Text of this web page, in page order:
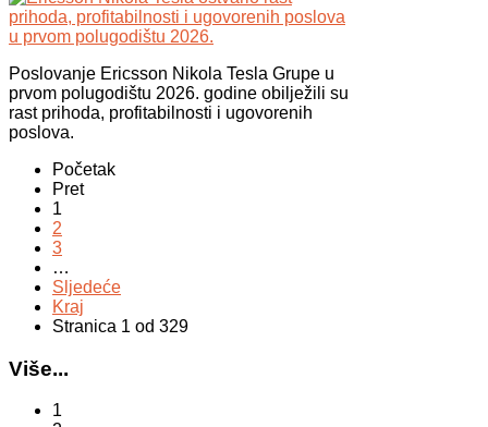
Poslovanje Ericsson Nikola Tesla Grupe u
prvom polugodištu 2026. godine obilježili su
rast prihoda, profitabilnosti i ugovorenih
poslova.
Početak
Pret
1
2
3
…
Sljedeće
Kraj
Stranica 1 od 329
Više...
1